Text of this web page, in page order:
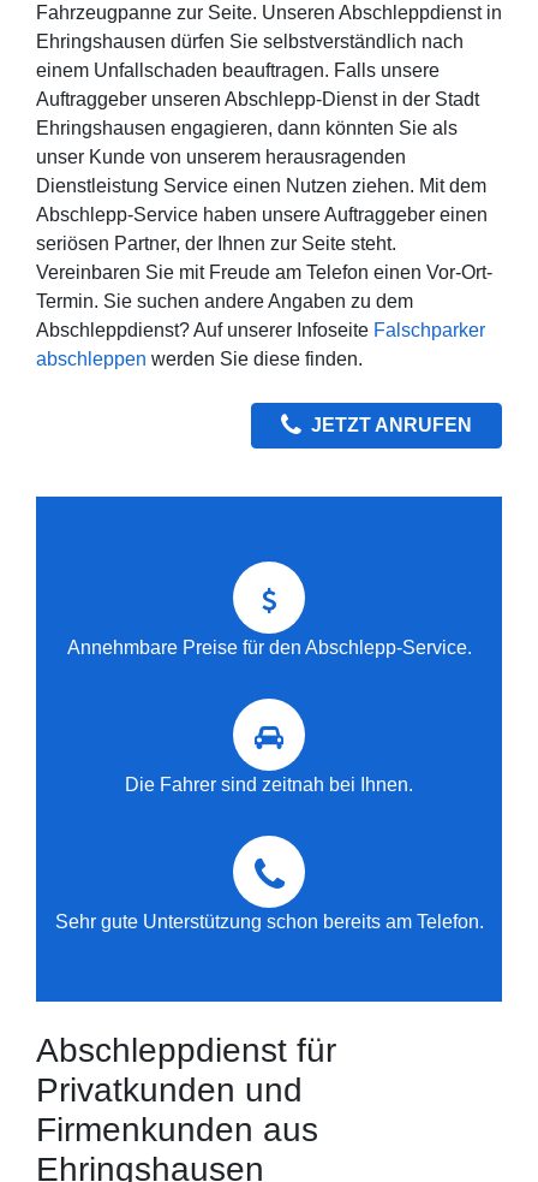
Fahrzeugpanne zur Seite. Unseren Abschleppdienst in
Ehringshausen dürfen Sie selbstverständlich nach
einem Unfallschaden beauftragen. Falls unsere
Auftraggeber unseren Abschlepp-Dienst in der Stadt
Ehringshausen engagieren, dann könnten Sie als
unser Kunde von unserem herausragenden
Dienstleistung Service einen Nutzen ziehen. Mit dem
Abschlepp-Service haben unsere Auftraggeber einen
seriösen Partner, der Ihnen zur Seite steht.
Vereinbaren Sie mit Freude am Telefon einen Vor-Ort-
Termin. Sie suchen andere Angaben zu dem
Abschleppdienst? Auf unserer Infoseite Falschparker
abschleppen werden Sie diese finden.
JETZT ANRUFEN
Annehmbare Preise für den Abschlepp-Service.
Die Fahrer sind zeitnah bei Ihnen.
Sehr gute Unterstützung schon bereits am Telefon.
Abschleppdienst für
Privatkunden und
Firmenkunden aus
Ehringshausen